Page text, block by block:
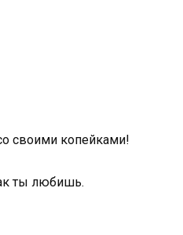
своими копейками!
ты любишь.